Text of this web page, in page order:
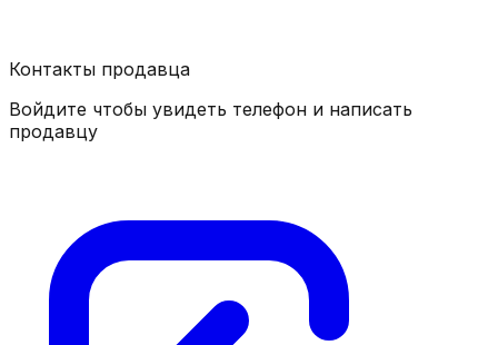
Контакты продавца
Войдите чтобы увидеть телефон и написать
продавцу